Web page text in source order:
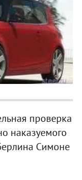
проверка
наказуемого
Cимоне